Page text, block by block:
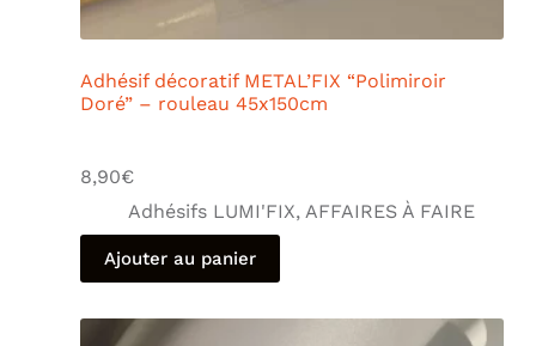
Adhésif décoratif METAL’FIX “Polimiroir
Doré” – rouleau 45x150cm
8,90€
Adhésifs LUMI'FIX, AFFAIRES À FAIRE
Ajouter au panier